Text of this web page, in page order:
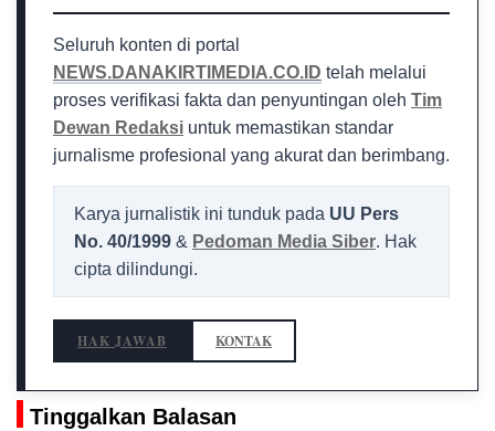
Seluruh konten di portal
NEWS.DANAKIRTIMEDIA.CO.ID telah melalui
proses verifikasi fakta dan penyuntingan oleh Tim
Dewan Redaksi untuk memastikan standar
jurnalisme profesional yang akurat dan berimbang.
Karya jurnalistik ini tunduk pada UU Pers
No. 40/1999 & Pedoman Media Siber. Hak
cipta dilindungi.
HAK JAWAB KONTAK
Tinggalkan Balasan